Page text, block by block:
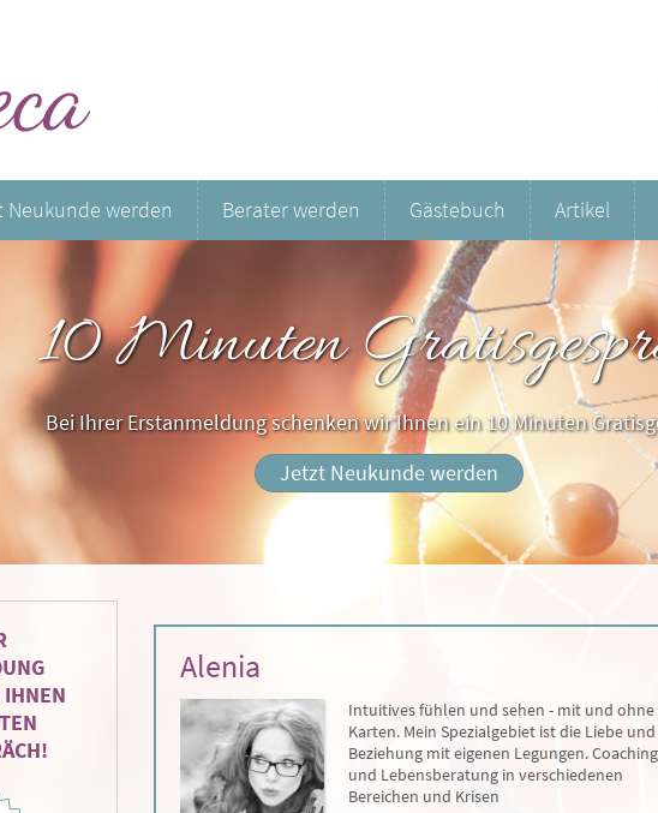
Neukunde werden Berater werden Gästebuch Artikel
10 Minuten
Bei Ihrer Erstanmeldung schenken wir Ihnen ein 10 Minuten
Jetzt Neukunde werden
IHNEN
Alenia
Intuitives fühlen und sehen - mit und ohne
Karten. Mein Spezialgebiet ist die Liebe und
Beziehung mit eigenen Legungen. Coaching
und Lebensberatung in verschiedenen
Bereichen und Krisen